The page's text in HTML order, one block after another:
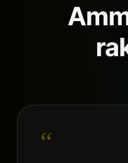
“